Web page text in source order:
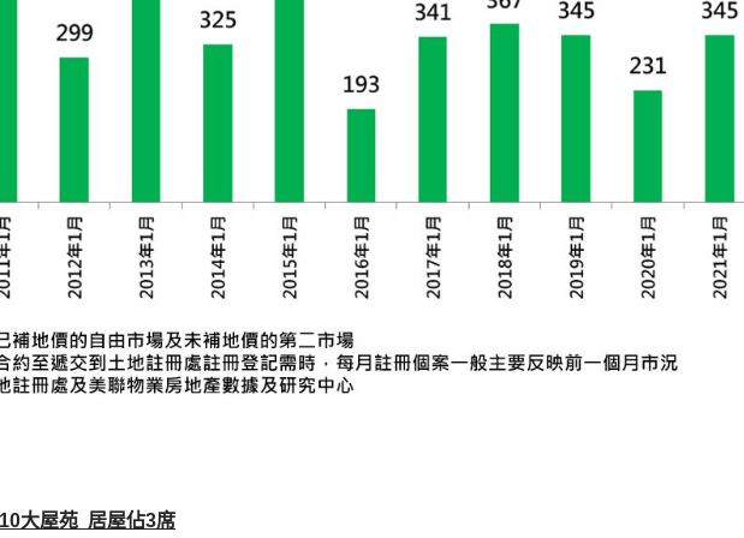
大屋苑 居屋佔3席